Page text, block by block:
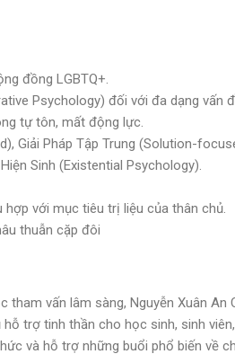
đồng LGBTQ+.
Psychology) đối với đa dạng vấn
tự tôn, mất động lực.
Giải Pháp Tập Trung (Solution-
Sinh (Existential Psychology).
với mục tiêu trị liệu của thân chủ.
thuẫn cặp đôi
vấn lâm sàng, Nguyễn Xuân An
trợ tinh thần cho học sinh, sinh
và hỗ trợ những buổi phổ biến về